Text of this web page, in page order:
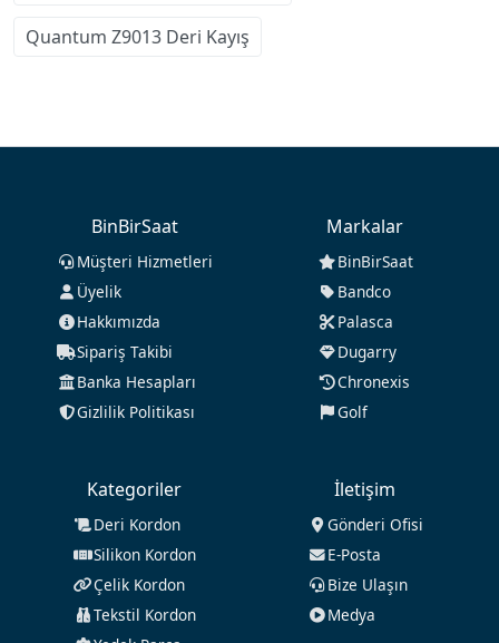
Quantum Z9013 Deri Kayış
BinBirSaat
Müşteri Hizmetleri
Üyelik
Hakkımızda
Sipariş Takibi
Banka Hesapları
Gizlilik Politikası
Markalar
BinBirSaat
Bandco
Palasca
Dugarry
Chronexis
Golf
Kategoriler
Deri Kordon
Silikon Kordon
Çelik Kordon
Tekstil Kordon
İletişim
Gönderi Ofisi
E-Posta
Bize Ulaşın
Medya